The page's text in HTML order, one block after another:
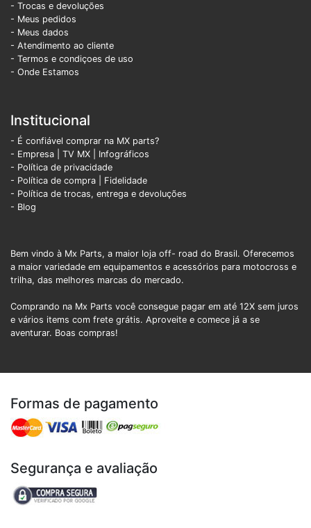
- Trocas e devoluções
- Meus pedidos
- Meus dados
- Atendimento ao cliente
- Termos e condiçoes de uso
- Onde Estamos
Institucional
- É confiável comprar na MX parts?
- Empresa
TV MX
Infográficos
- Política de privacidade
- Política de compra | Fidelidade
- Política de trocas, entrega e devoluções
- Blog
Bem vindo à Mx Parts, a maior loja off- road do Brasil. Oferecemos
a maior variedade em equipamentos e acessórios para motocross e
trilha, das melhores marcas do mercado.
Comprando na Mx Parts você consegue pagar em até 12X sem juros
e vários items com frete grátis. Aproveite e comece já a se
aventurar. Boas compras!
Formas de pagamento
Segurança e avaliação